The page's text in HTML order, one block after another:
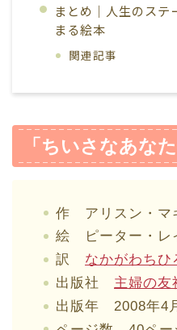
まとめ｜人生のステ
まる絵本
関連記事
「ちいさなあな
作 アリスン・マ
絵 ピーター・レ
訳 なかがわちひ
出版社 主婦の友
出版年 2008年4